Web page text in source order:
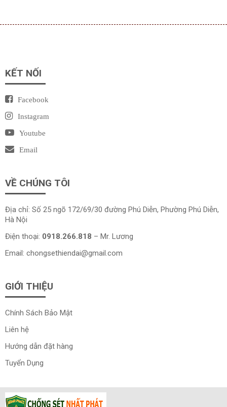
KẾT NỐI
Facebook
Instagram
Youtube
Email
VỀ CHÚNG TÔI
Địa chỉ: Số 25 ngõ 172/69/30 đường Phú Diễn, Phường Phú Diễn,
Hà Nội
Điện thoại: 0918.266.818 – Mr. Lương
Email: chongsethiendai@gmail.com
GIỚI THIỆU
Chính Sách Bảo Mật
Liên hệ
Hướng dẫn đặt hàng
Tuyển Dụng